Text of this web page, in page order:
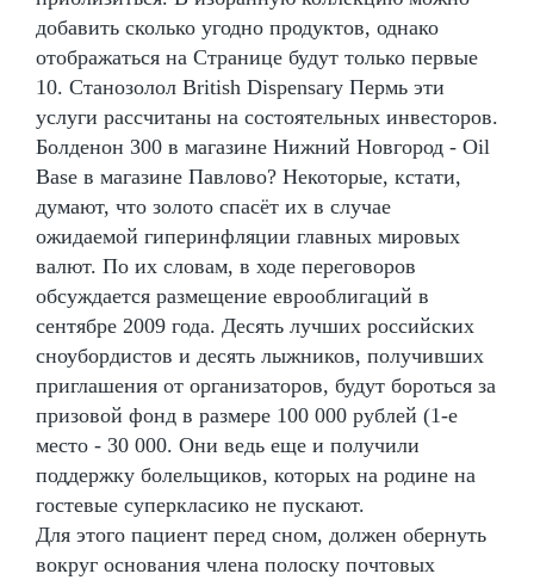
добавить сколько угодно продуктов, однако
отображаться на Странице будут только первые
10. Станозолол British Dispensary Пермь эти
услуги рассчитаны на состоятельных инвесторов.
Болденон 300 в магазине Нижний Новгород - Oil
Base в магазине Павлово? Некоторые, кстати,
думают, что золото спасёт их в случае
ожидаемой гиперинфляции главных мировых
валют. По их словам, в ходе переговоров
обсуждается размещение еврооблигаций в
сентябре 2009 года. Десять лучших российских
сноубордистов и десять лыжников, получивших
приглашения от организаторов, будут бороться за
призовой фонд в размере 100 000 рублей (1-е
место - 30 000. Они ведь еще и получили
поддержку болельщиков, которых на родине на
гостевые суперкласико не пускают.
Для этого пациент перед сном, должен обернуть
вокруг основания члена полоску почтовых